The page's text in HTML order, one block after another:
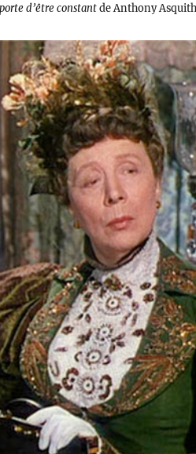
d’être constantde Anthony Asquith